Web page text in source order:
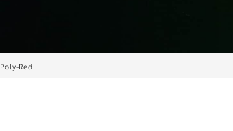
Poly-Red